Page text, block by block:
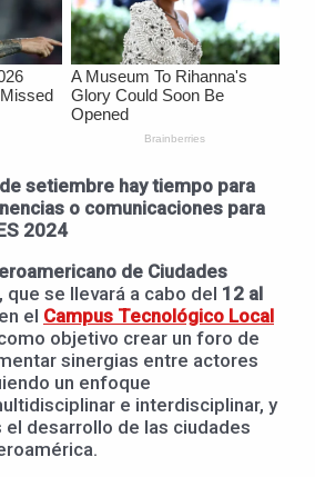
setiembre hay tiempo para
o comunicaciones para
2024
de Ciudades
, que se llevará a cabo del 12 al
en el Campus Tecnológico Local
objetivo crear un foro de
sinergias entre actores
un enfoque
e interdisciplinar, y
desarrollo de las ciudades